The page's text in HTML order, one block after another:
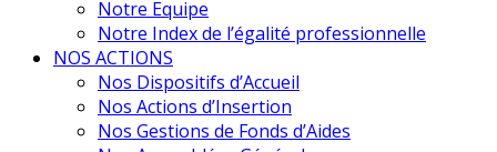
Notre Equipe
Notre Index de l’égalité professionnelle
NOS ACTIONS
Nos Dispositifs d’Accueil
Nos Actions d’Insertion
Nos Gestions de Fonds d’Aides